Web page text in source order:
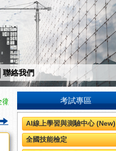
聯絡我們
訓練品質有保障。考試專區
AI線上學習與測驗中心 (New)
全國技能檢定